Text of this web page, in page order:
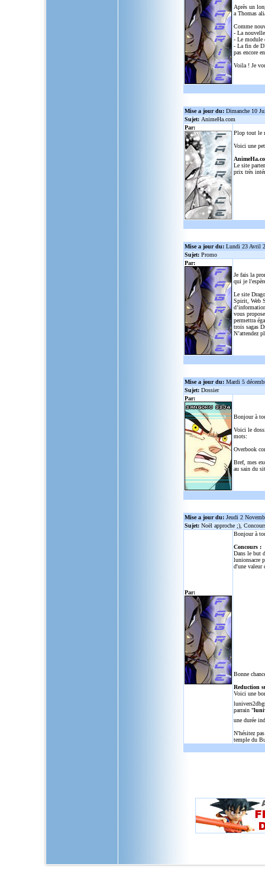
Après un
a Thomas
Comme
- La
- Le module
- La fin de
pas encore
Voila ! Je
Mise a jour du: Dimanche 10
Sujet: AnimeHa.com
Par:
Plop tout le
Voici une
Le site
prix très
Mise a jour du: Lundi 23 Avril
Sujet: Promo
Par:
Je fais la
qui je
Le site
Spirit, Web
vous
permettra
trois sagas
N’attendez
Mise a jour du: Mardi 5
Sujet: Dossier
Par:
Bonjour à
Voici le
mots:
Overbook
Bref, mes
au sain du
Mise a jour du: Jeudi 2
Sujet: Noël approche ;),
Par:
Bonjour à
Concours :
Dans le but
lunionsacre
d'une valeur
Bonne
Reduction
Voici une
parrain "
une durée
N'hésitez
temple du